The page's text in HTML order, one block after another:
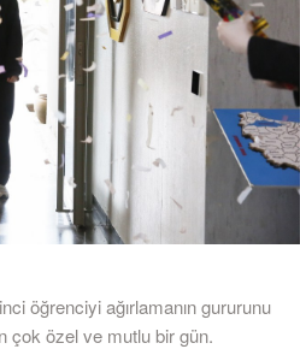
öğrenciyi ağırlamanın gururunu
çok özel ve mutlu bir gün.